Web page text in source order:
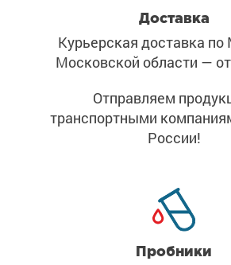
Доставка
Курьерская доставка по
Московской области —
Отправляем
транспортными
России!
Пробники